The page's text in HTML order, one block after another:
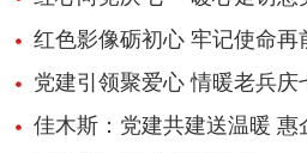
红色影像砺初心 牢记使命
委“七一”观影活动
党建引领聚爱心 情暖老兵庆
佳木斯：党建共建送温暖 惠